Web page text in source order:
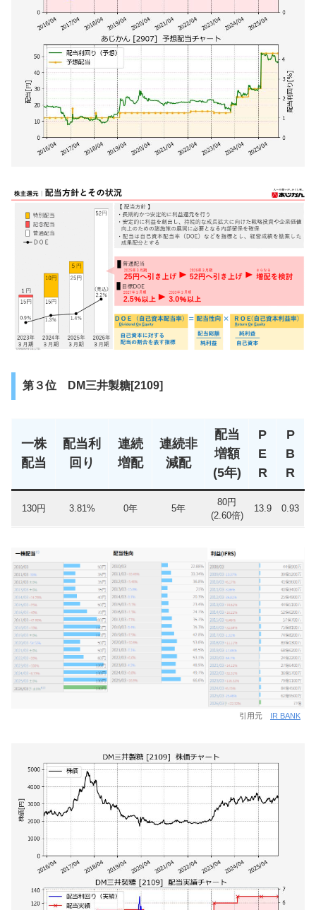
第３位 DM三井製糖[2109]
一株
配当
配当利
回り
連続
増配
連続非
減配
配当
増額
(5年)
P
E
R
P
B
R
130円 3.81% 0年 5年
80円
(2.60倍)
13.9 0.93
引用元 IR BANK